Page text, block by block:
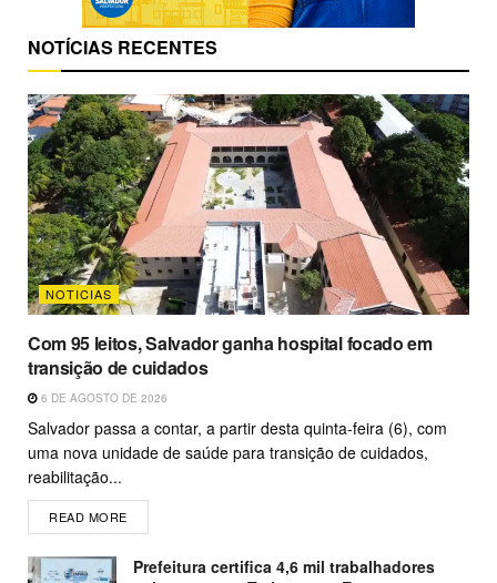
NOTÍCIAS RECENTES
NOTICIAS
Com 95 leitos, Salvador ganha hospital focado em
transição de cuidados
6 DE AGOSTO DE 2026
Salvador passa a contar, a partir desta quinta-feira (6), com
uma nova unidade de saúde para transição de cuidados,
reabilitação...
READ MORE
Prefeitura certifica 4,6 mil trabalhadores